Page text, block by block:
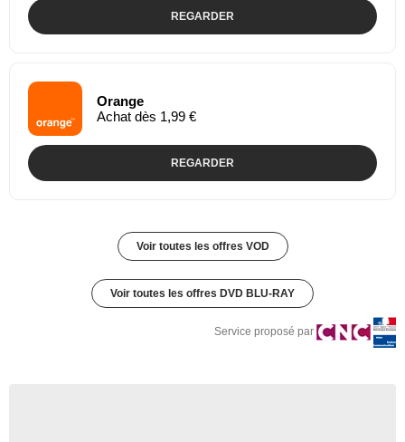
REGARDER
Orange
Achat dès 1,99 €
REGARDER
Voir toutes les offres VOD
Voir toutes les offres DVD BLU-RAY
Service proposé par